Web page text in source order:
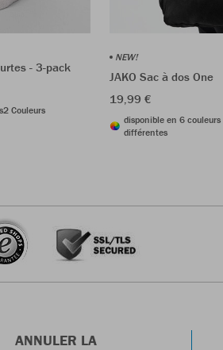
- 3-pack
2 Couleurs
NEW!
JAKO Sac à dos One
19,99 €
disponible en 6 couleurs
différentes
ANNULER LA